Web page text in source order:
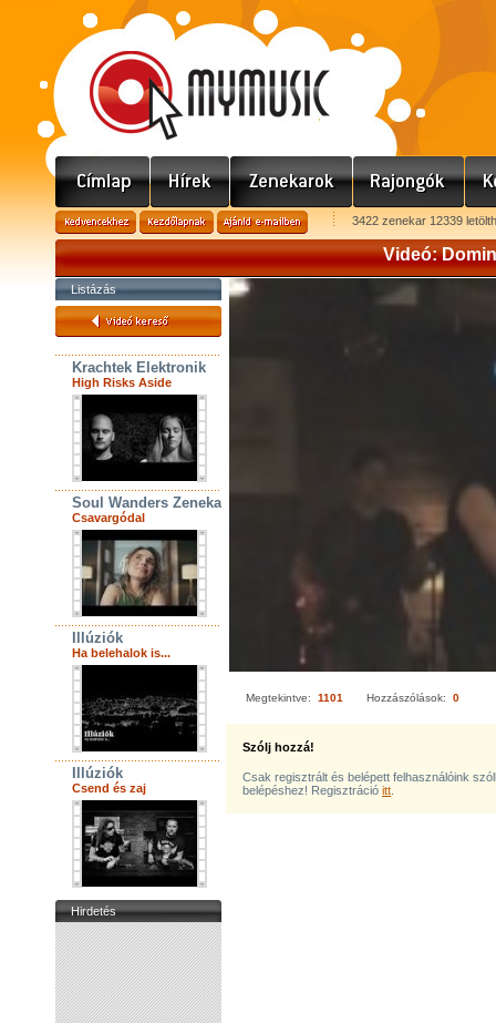
3422 zenekar 12339
Videó:
Listázás
Krachtek Elektronik
High Risks Aside
Soul Wanders Zenekar
Csavargódal
Illúziók
Ha belehalok is...
Illúziók
Csend és zaj
Hirdetés
Megtekintve: 1101 Hozzászólások: 0
Szólj hozzá!
Csak regisztrált és belépett felhasználóink
belépéshez! Regisztráció itt